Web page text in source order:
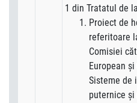
1 din Tratatul de
Proiect de
referitoare
Comisiei
European
Sisteme de
puternice